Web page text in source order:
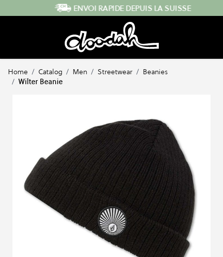
Skip to Content ENVOI RAPIDE DEPUIS LA SUISSE
Home / Catalog / Men / Streetwear / Beanies
/ Wilter Beanie